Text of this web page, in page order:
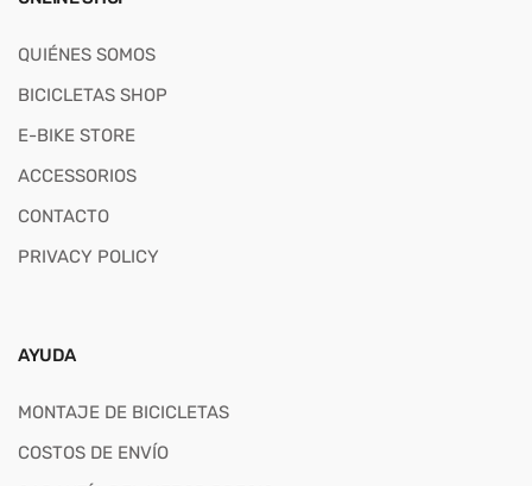
QUIÉNES SOMOS
BICICLETAS SHOP
E-BIKE STORE
ACCESSORIOS
CONTACTO
PRIVACY POLICY
AYUDA
MONTAJE DE BICICLETAS
COSTOS DE ENVÍO